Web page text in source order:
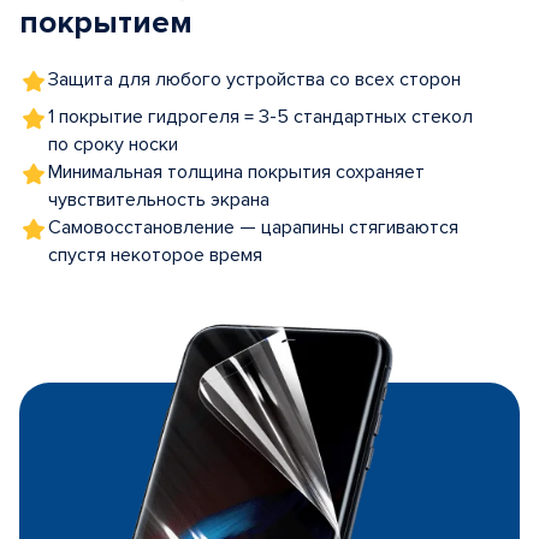
покрытием
Защита для любого устройства со всех сторон
1 покрытие гидрогеля = 3-5 стандартных стекол
по сроку носки
Минимальная толщина покрытия сохраняет
чувствительность экрана
Самовосстановление — царапины стягиваются
спустя некоторое время